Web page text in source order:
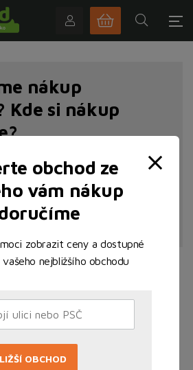
nákup
Kde si nákup
Sýry Tvrdé sýry
obchod ze
vám nákup
zobrazit ceny a dostupné
nejbližšího obchodu
OBCHOD